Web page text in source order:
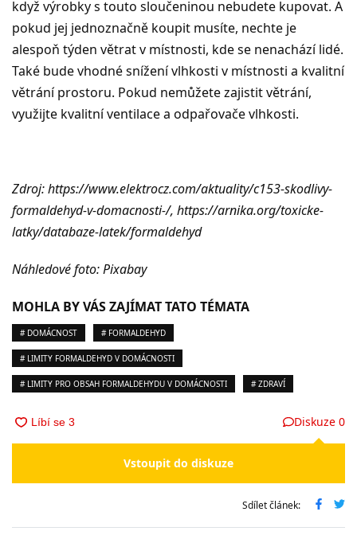
když výrobky s touto sloučeninou nebudete kupovat. A
pokud jej jednoznačně koupit musíte, nechte je
alespoň týden větrat v místnosti, kde se nenachází lidé.
Také bude vhodné snížení vlhkosti v místnosti a kvalitní
větrání prostoru. Pokud nemůžete zajistit větrání,
využijte kvalitní ventilace a odpařovače vlhkosti.
Zdroj: https://www.elektrocz.com/aktuality/c153-skodlivy-
formaldehyd-v-domacnosti-/, https://arnika.org/toxicke-
latky/databaze-latek/formaldehyd
Náhledové foto: Pixabay
MOHLA BY VÁS ZAJÍMAT TATO TÉMATA
# DOMÁCNOST # FORMALDEHYD
# LIMITY FORMALDEHYD V DOMÁCNOSTI
# LIMITY PRO OBSAH FORMALDEHYDU V DOMÁCNOSTI # ZDRAVÍ
Diskuze 0
Vstoupit do diskuze
Sdílet článek: